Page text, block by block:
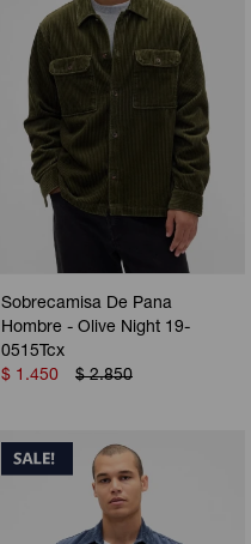
Sobrecamisa De Pana
Hombre - Olive Night 19-
0515Tcx
$ 1.450 $ 2.850